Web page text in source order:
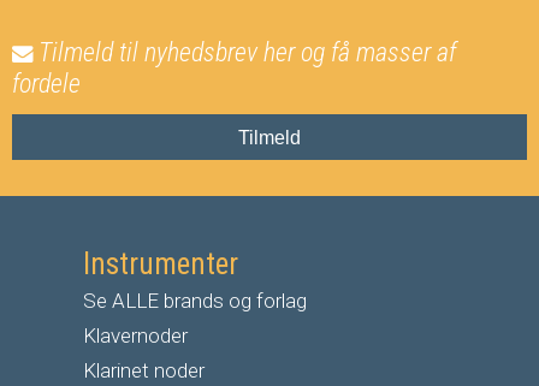
Tilmeld til nyhedsbrev her og få masser af
fordele
Tilmeld
Instrumenter
Se ALLE brands og forlag
Klavernoder
Klarinet noder